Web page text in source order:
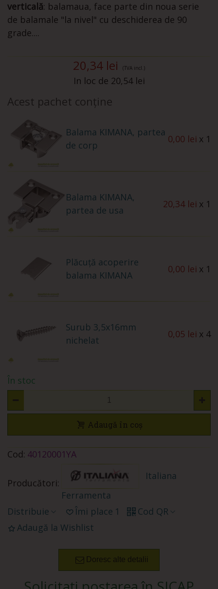
verticală: balamaua, face parte din noua serie
de balamale "la nivel" cu deschiderea de 90
grade....
20,34 lei (TVA incl.)
In loc de 20,54 lei
Acest pachet conține
Balama KIMANA, partea
de corp
0,00 lei x 1
Balama KIMANA,
partea de usa
20,34 lei x 1
Plăcuță acoperire
balama KIMANA
0,00 lei x 1
Surub 3,5x16mm
nichelat
0,05 lei x 4
În stoc
Adaugă în coș
Cod: 40120001YA
Producători:
Italiana
Ferramenta
Distribuie
Îmi place 1
Cod QR
Adaugă la Wishlist
Doresc alte detalii